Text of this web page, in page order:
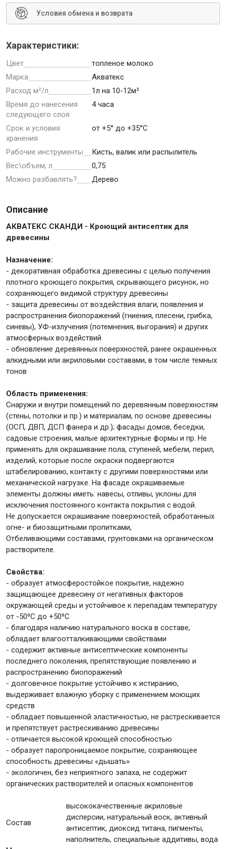
Условия обмена и возврата
Характеристики:
Цвет
топленое молоко
Марка
Акватекс
Расход м²/л
1л на 10-12м²
Время до нанесения
следующего слоя
4 часа
Срок и условия
хранения
от +5° до +35°С
Рабочие инструменты
Кисть, валик или распылитель
Вес\объем, л
0,75
Можно разбавлять?
Дерево
Описание
АКВАТЕКС СКАНДИ - Кроющий антисептик для
древесины
Назначение:
- декоративная обработка древесины с целью получения
плотного кроющего покрытия, скрывающего рисунок, но
сохраняющего видимой структуру древесины
- защита древесины от воздействия влаги, появления и
распространения биопоражений (гниения, плесени, грибка,
синевы), УФ-излучения (потемнения, выгорания) и других
атмосферных воздействий
- обновление деревянных поверхностей, ранее окрашенных
алкидными или акриловыми составами, в том числе темных
тонов
Область применения:
Снаружи и внутри помещений по деревянным поверхностям
(стены, потолки и пр.) и материалам, по основе древесины
(ОСП, ДВП, ДСП фанера и др.); фасады домов, беседки,
садовые строения, малые архитектурные формы и пр. Не
применять для окрашивание пола, ступеней, мебели, перил,
изделий, которые после окраски подвергаются
штабелированию, контакту с другими поверхностями или
механической нагрузке. На фасаде окрашиваемые
элементы должны иметь: навесы, отливы, уклоны для
исключения постоянного контакта покрытия с водой.
Не допускается окрашивание поверхностей, обработанных
огне- и биозащитными пропитками,
Отбеливающими составами, грунтовками на органическом
растворителе.
Свойства:
- образует атмосферостойкое покрытие, надежно
защищающее древесину от негативных факторов
окружающей среды и устойчивое к перепадам температуру
от -50⁰С до +50⁰С
- благодаря наличию натурального воска в составе,
обладает влагоотталкивающими свойствами
- содержит активные антисептические компоненты
последнего поколения, препятствующие появлению и
распространению биопоражений
- долговечное покрытие устойчиво к истиранию,
выдерживает влажную уборку с применением моющих
средств
- обладает повышенной эластичностью, не растрескивается
и препятствует растрескиванию древесины
- отличается высокой кроющей способностью
- образует паропроницаемое покрытие, сохраняющее
способность древесины «дышать»
- экологичен, без неприятного запаха, не содержит
органических растворителей и опасных компонентов
Состав
высококачественные акриловые
дисперсии, натуральный воск, активный
антисептик, диоксид титана, пигменты,
наполнитель, специальные аддитивы, вода
Специализированный инструмент
Инструмент для штукатурно-отделочных работ
Ещё 2
Сантехника
Анкеры
Монтажные ленты
Канаты, шнуры
Всё для дома и сада
Товары для бани и сауны
Оборудование для клининга и уборки